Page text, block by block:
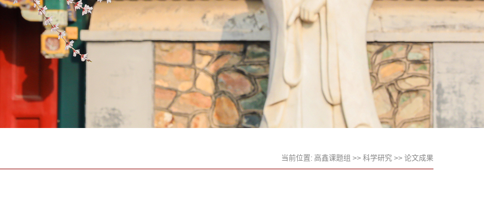
当前位置: 高鑫课题组 >> 科学研究 >> 论文成果